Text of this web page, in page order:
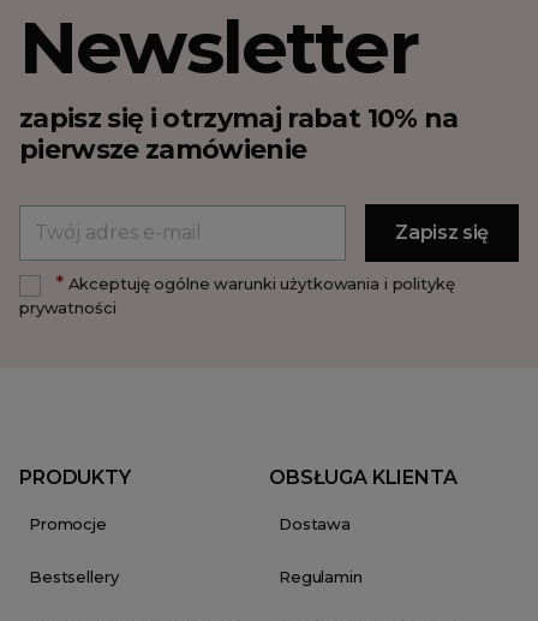
Newsletter
zapisz się i otrzymaj rabat 10% na
pierwsze zamówienie
*Akceptuję ogólne warunki użytkowania i politykę
prywatności
PRODUKTY
Promocje
Bestsellery
OBSŁUGA KLIENTA
Dostawa
Regulamin